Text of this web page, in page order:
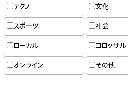
テクノ 文化
スポーツ 社会
ローカル コロッサル
オンライン その他